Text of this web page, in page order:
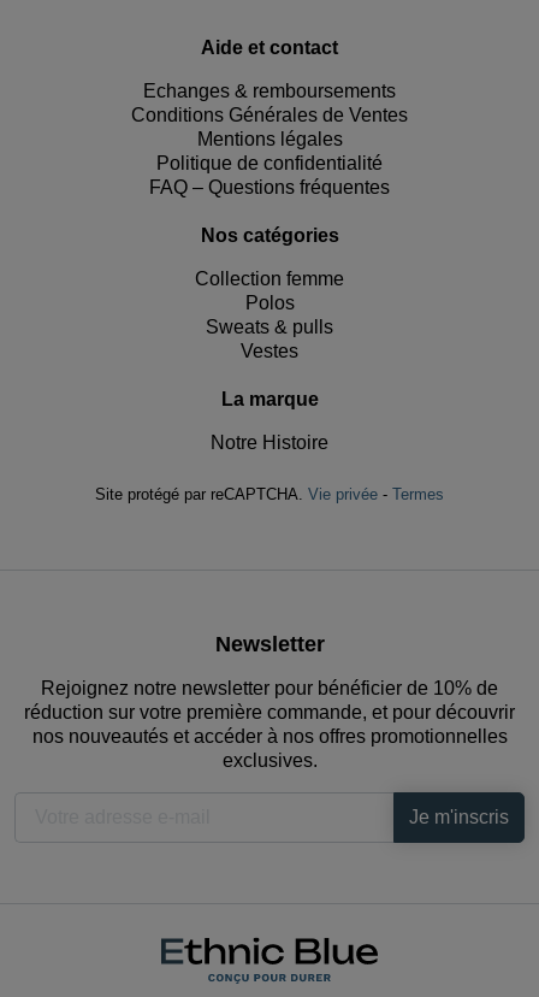
Aide et contact
Echanges & remboursements
Conditions Générales de Ventes
Mentions légales
Politique de confidentialité
FAQ – Questions fréquentes
Nos catégories
Collection femme
Polos
Sweats & pulls
Vestes
La marque
Notre Histoire
Site protégé par reCAPTCHA. Vie privée - Termes
Newsletter
Rejoignez notre newsletter pour bénéficier de 10% de
réduction sur votre première commande, et pour découvrir
nos nouveautés et accéder à nos offres promotionnelles
exclusives.